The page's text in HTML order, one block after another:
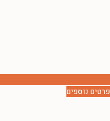
פרטים נוספים